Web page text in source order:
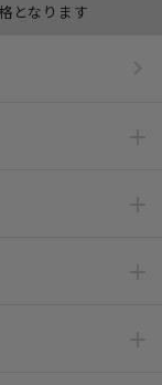
となります